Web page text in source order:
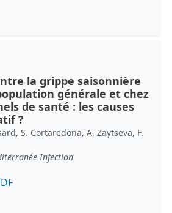
la grippe saisonnière
générale et chez
de santé : les causes
?
S. Cortaredona, A. Zaytseva, F.
Infection